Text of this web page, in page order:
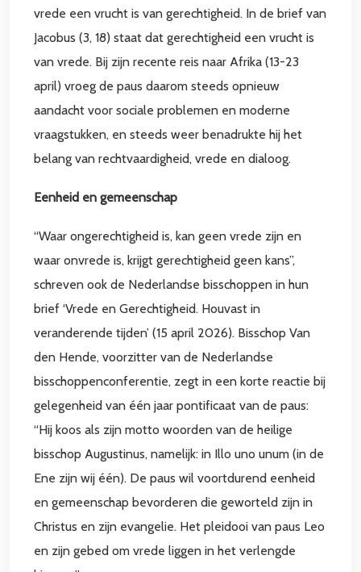
vrede een vrucht is van gerechtigheid. In de brief van
Jacobus (3, 18) staat dat gerechtigheid een vrucht is
van vrede. Bij zijn recente reis naar Afrika (13-23
april) vroeg de paus daarom steeds opnieuw
aandacht voor sociale problemen en moderne
vraagstukken, en steeds weer benadrukte hij het
belang van rechtvaardigheid, vrede en dialoog.
Eenheid en gemeenschap
“Waar ongerechtigheid is, kan geen vrede zijn en
waar onvrede is, krijgt gerechtigheid geen kans”,
schreven ook de Nederlandse bisschoppen in hun
brief ‘Vrede en Gerechtigheid. Houvast in
veranderende tijden’ (15 april 2026). Bisschop Van
den Hende, voorzitter van de Nederlandse
bisschoppenconferentie, zegt in een korte reactie bij
gelegenheid van één jaar pontificaat van de paus:
“Hij koos als zijn motto woorden van de heilige
bisschop Augustinus, namelijk: in Illo uno unum (in de
Ene zijn wij één). De paus wil voortdurend eenheid
en gemeenschap bevorderen die geworteld zijn in
Christus en zijn evangelie. Het pleidooi van paus Leo
en zijn gebed om vrede liggen in het verlengde